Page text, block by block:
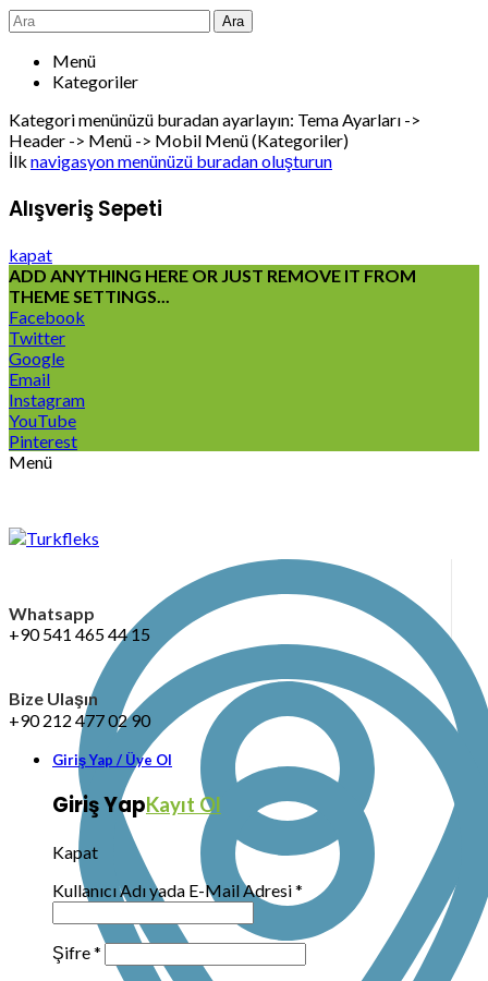
Ara
Menü
Kategoriler
Kategori menünüzü buradan ayarlayın: Tema Ayarları ->
Header -> Menü -> Mobil Menü (Kategoriler)
İlk navigasyon menünüzü buradan oluşturun
Alışveriş Sepeti
kapat
ADD ANYTHING HERE OR JUST REMOVE IT FROM
THEME SETTINGS...
Facebook
Twitter
Google
Email
Instagram
YouTube
Pinterest
Menü
Whatsapp
+90 541 465 44 15
Bize Ulaşın
+90 212 477 02 90
Giriş Yap / Üye Ol
Giriş YapKayıt Ol
Kapat
Kullanıcı Adı yada E-Mail Adresi*
Şifre*